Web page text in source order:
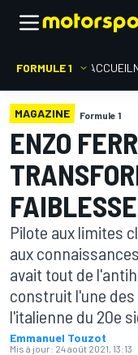
FORMULE 1 ACCUEIL
MAGAZINE Formule 1
ENZO
Pilote aux limites
aux
avait tout de
construit l'une
l'italienne du 20e
Emmanuel Touzot
Mis à jour: 24 août 2021, 13:13